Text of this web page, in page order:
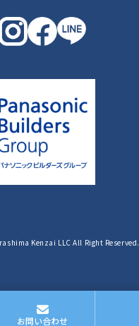
Kenzai LLC All Right Reserved.
お問い合わせ